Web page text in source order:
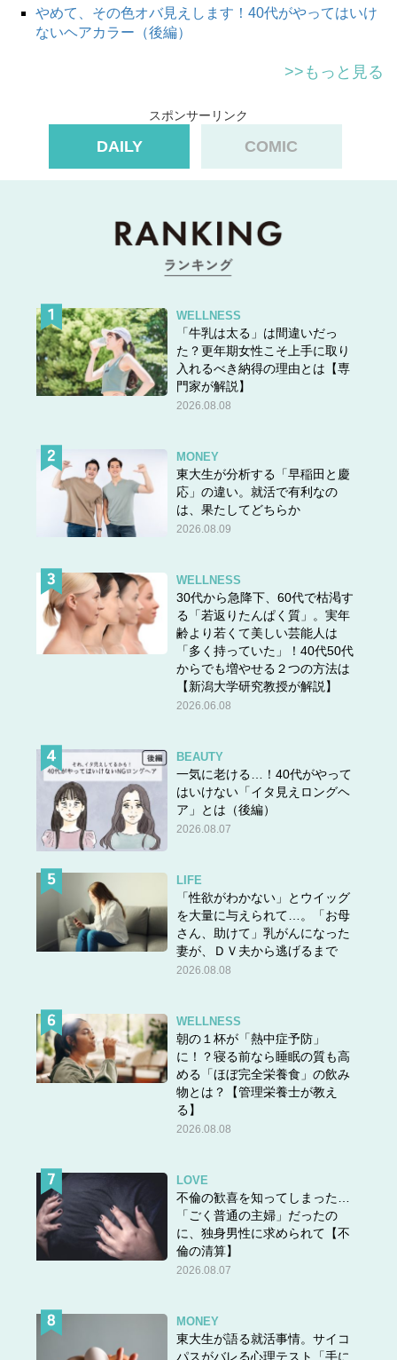
ですが、見てくださいその後ろ姿を！！
とくに私なんかは下半身ワガママボディなんでボアジャケ
失敗しやすい原因はボアジャケットの丈感。下半身が太い
方はとくにですが、お尻がすっぽり隠れる丈の長いボアジ
センタープレスパンツでキュッとタイトにスタイリング
リです。
次のページ▶▶流行りのこのコーデは、一歩間違うと胴長
に見える…
やめて、その色オバ見えします！40代がやってはいけ
ないヘアカラー（後編）
>>もっと見る
スポンサーリンク
DAILY COMIC
WELLNESS
「牛乳は太る」は間違いだっ
た？更年期女性こそ上手に取り
入れるべき納得の理由とは【専
門家が解説】
2026.08.08
MONEY
東大生が分析する「早稲田と慶
応」の違い。就活で有利なの
は、果たしてどちらか
2026.08.09
WELLNESS
30代から急降下、60代で枯渇す
る「若返りたんぱく質」。実年
齢より若くて美しい芸能人は
「多く持っていた」！40代50代
からでも増やせる２つの方法は
【新潟大学研究教授が解説】
2026.06.08
BEAUTY
一気に老ける…！40代がやって
はいけない「イタ見えロングヘ
ア」とは（後編）
2026.08.07
LIFE
「性欲がわかない」とウイッグ
を大量に与えられて…。「お母
さん、助けて」乳がんになった
妻が、ＤＶ夫から逃げるまで
2026.08.08
WELLNESS
朝の１杯が「熱中症予防」
に！？寝る前なら睡眠の質も高
める「ほぼ完全栄養食」の飲み
物とは？【管理栄養士が教え
る】
2026.08.08
LOVE
不倫の歓喜を知ってしまった…
「ごく普通の主婦」だったの
に、独身男性に求められて【不
倫の清算】
2026.08.07
MONEY
東大生が語る就活事情。サイコ
パスがバレる心理テスト「手に